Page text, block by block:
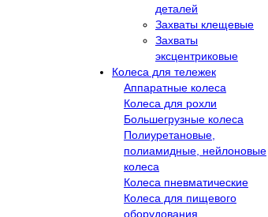
деталей
Захваты клещевые
Захваты
эксцентриковые
Колеса для тележек
Аппаратные колеса
Колеса для рохли
Большегрузные колеса
Полиуретановые,
полиамидные, нейлоновые
колеса
Колеса пневматические
Колеса для пищевого
оборудования